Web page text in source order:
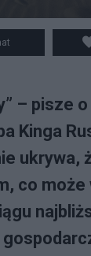
– pisze
Kinga
ukrywa,
co może